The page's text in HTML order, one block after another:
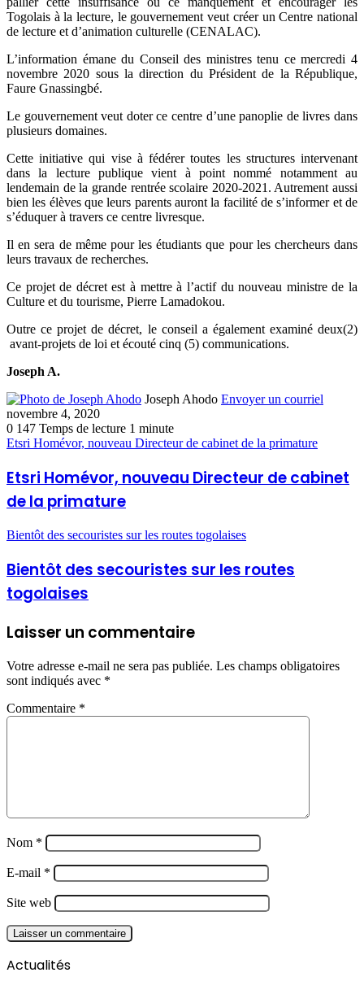
Togolais à la lecture, le gouvernement veut créer un Centre national
de lecture et d’animation culturelle (CENALAC).
L’information émane du Conseil des ministres tenu ce mercredi 4
novembre 2020 sous la direction du Président de la République,
Faure Gnassingbé.
Le gouvernement veut doter ce centre d’une panoplie de livres dans
plusieurs domaines.
Cette initiative qui vise à fédérer toutes les structures intervenant
dans la lecture publique vient à point nommé notamment au
lendemain de la grande rentrée scolaire 2020-2021. Autrement aussi
bien les élèves que leurs parents auront la facilité de s’informer et de
s’éduquer à travers ce centre livresque.
Il en sera de même pour les étudiants que pour les chercheurs dans
leurs travaux de recherches.
Ce projet de décret est à mettre à l’actif du nouveau ministre de la
Culture et du tourisme, Pierre Lamadokou.
Outre ce projet de décret, le conseil a également examiné deux(2)
avant-projets de loi et écouté cinq (5) communications.
Joseph A.
Joseph Ahodo Envoyer un courriel
novembre 4, 2020
0 147 Temps de lecture 1 minute
Etsri Homévor, nouveau Directeur de cabinet de la primature
Etsri Homévor, nouveau Directeur de cabinet
de la primature
Bientôt des secouristes sur les routes togolaises
Bientôt des secouristes sur les routes
togolaises
Laisser un commentaire
Votre adresse e-mail ne sera pas publiée. Les champs obligatoires
sont indiqués avec *
Commentaire *
Nom *
E-mail *
Site web
Actualités